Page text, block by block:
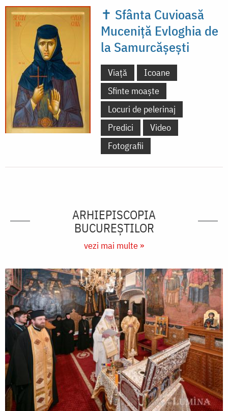
✝ Sfânta Cuvioasă
Muceniță Evloghia de
la Samurcășești
Viață
Icoane
Sfinte moaște
Locuri de pelerinaj
Predici
Video
Fotografii
ARHIEPISCOPIA
BUCUREŞTILOR
vezi mai multe »